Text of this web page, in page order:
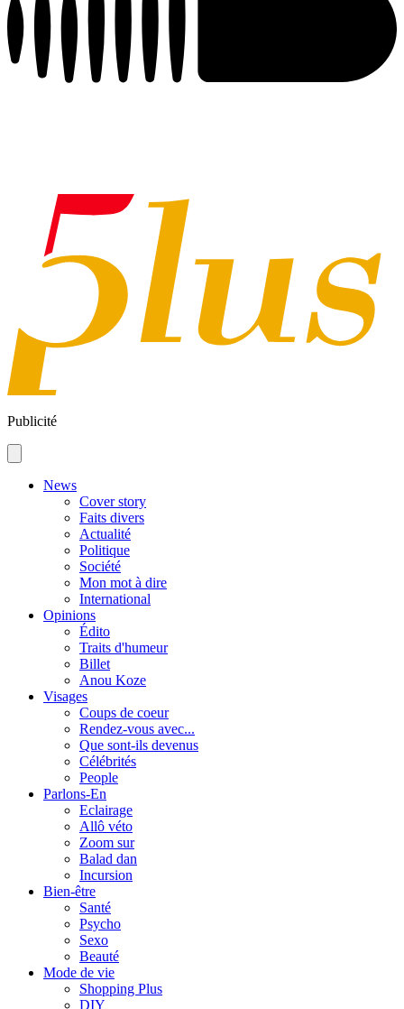
Publicité
News
Cover story
Faits divers
Actualité
Politique
Société
Mon mot à dire
International
Opinions
Édito
Traits d'humeur
Billet
Anou Koze
Visages
Coups de coeur
Rendez-vous avec...
Que sont-ils devenus
Célébrités
People
Parlons-En
Eclairage
Allô véto
Zoom sur
Balad dan
Incursion
Bien-être
Santé
Psycho
Sexo
Beauté
Mode de vie
Shopping Plus
DIY